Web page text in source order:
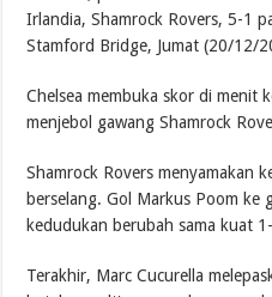
Irlandia, Shamrock Rovers, 5-1
Stamford Bridge, Jumat (20/12/
Chelsea membuka skor di menit
menjebol gawang Shamrock
Shamrock Rovers menyamakan
berselang. Gol Markus Poom ke
kedudukan berubah sama kuat
Terakhir, Marc Cucurella